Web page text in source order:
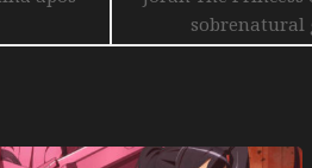
sobrenatural